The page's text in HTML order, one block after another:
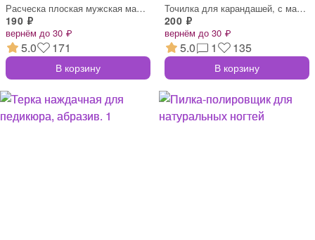
Расческа плоская мужская малая, ЯНТАРНАЯ
190 ₽
вернём до 30 ₽
5.0 171
В корзину
Точилка для карандашей, с малым и больши
200 ₽
вернём до 30 ₽
5.0 1 135
В корзину